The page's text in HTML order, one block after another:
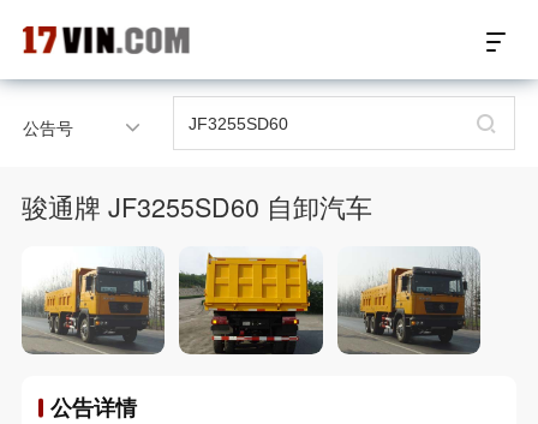
17VIN车架号查询首页
汽配产品车型适配
汽配产品电子目录
微信群智能客服
公告号
骏通牌 JF3255SD60 自卸汽车
公告详情